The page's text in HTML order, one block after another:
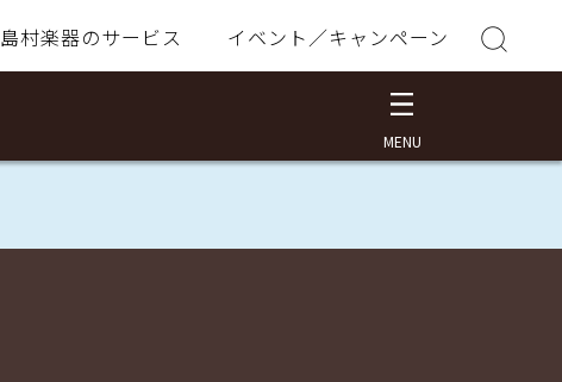
島村楽器のサービス イベント／キャンペーン